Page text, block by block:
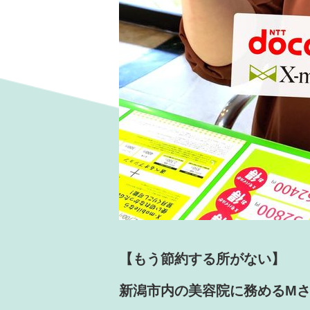
【もう節約する所がない】
新潟市内の美容院に務めるMさ